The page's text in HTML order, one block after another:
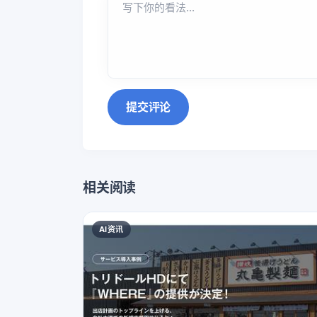
提交评论
相关阅读
AI资讯